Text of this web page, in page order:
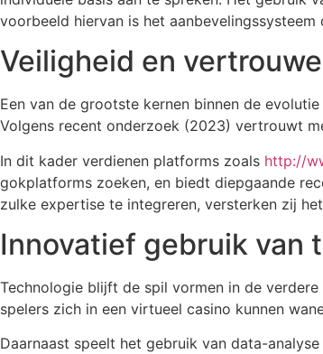
voorbeeld hiervan is het
Veiligheid en
Een van de grootste kernen binnen de
Volgens recent onderzoek (2023) vertrouwt
In dit kader verdienen platforms zoals http://
gokplatforms zoeken, en biedt diepgaande
zulke expertise te integreren, versterken zij
Innovatief gebruik van
Technologie blijft de spil vormen in de
spelers zich in een virtueel casino kunnen
Daarnaast speelt het gebruik van data-